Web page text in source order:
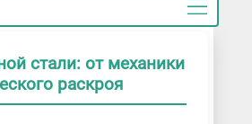
стали: от механики
раскроя